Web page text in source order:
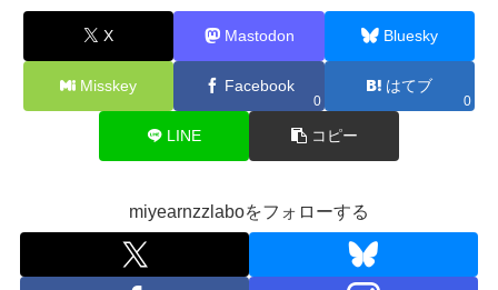
X Mastodon Bluesky
Misskey Facebook
0
はてブ
0
LINE コピー
miyearnzzlaboをフォローする